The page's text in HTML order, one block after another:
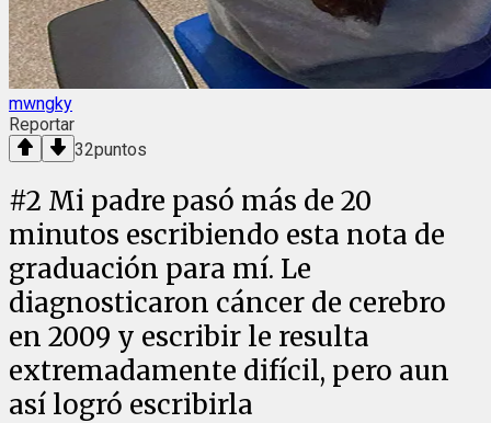
mwngky
Reportar
32puntos
#2 Mi padre pasó más de 20
minutos escribiendo esta nota de
graduación para mí. Le
diagnosticaron cáncer de cerebro
en 2009 y escribir le resulta
extremadamente difícil, pero aun
así logró escribirla